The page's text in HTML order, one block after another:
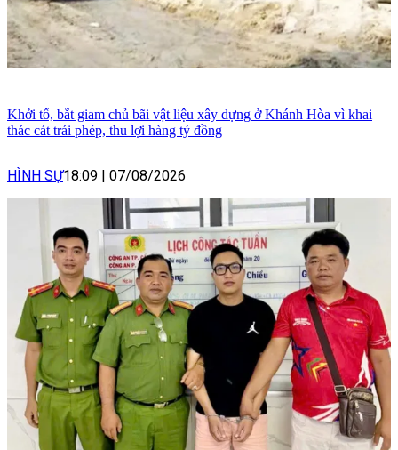
Khởi tố, bắt giam chủ bãi vật liệu xây dựng ở Khánh Hòa vì khai
thác cát trái phép, thu lợi hàng tỷ đồng
HÌNH SỰ18:09 | 07/08/2026